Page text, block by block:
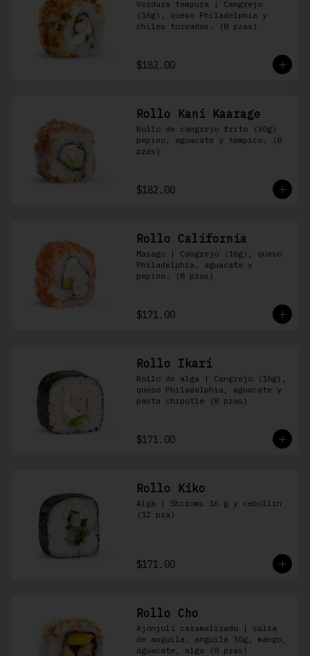
Verdura tempura | Cangrejo
(16g), queso Philadelphia y
chiles toreados. (8 pzas)
$182.00
Rollo Kani Kaarage
Rollo de cangrejo frito (30g)
pepino, aguacate y tampico. (8
pzas)
$182.00
Rollo California
Masago | Cangrejo (16g), queso
Philadelphia, aguacate y
pepino. (8 pzas)
$171.00
Rollo Ikari
Rollo de alga | Cangrejo (16g),
queso Philadelphia, aguacate y
pasta chipotle (8 pzas)
$171.00
Rollo Kiko
Alga | Shiromi 16 g y cebollin
(12 pza)
$171.00
Rollo Cho
Ajonjolí caramelizado | salsa
de anguila, anguila 30g, mango,
aguacate, alga (8 pzas)